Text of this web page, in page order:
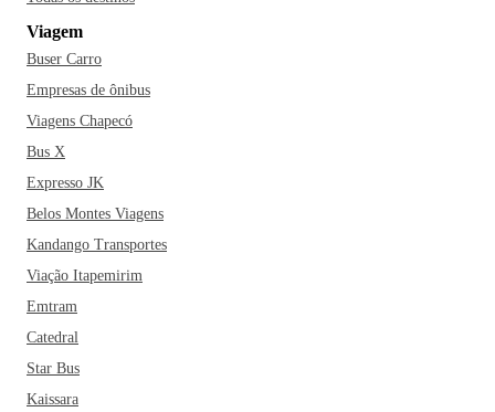
viva tudo que a cidade tem para oferecer!
Viagem
Buser Carro
Empresas de ônibus
Viagens Chapecó
Bus X
Expresso JK
Belos Montes Viagens
Kandango Transportes
Viação Itapemirim
Emtram
Catedral
Star Bus
Kaissara